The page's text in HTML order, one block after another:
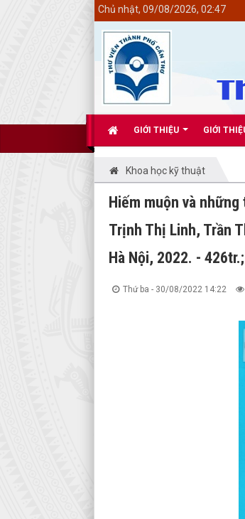
GIỚI THIỆU GIỚI
Chủ nhật, 09/08/2026, 02:47
Khoa học kỹ thuật
Hiếm muộn và
Trịnh Thị Linh, Trần
Hà Nội, 2022. -
Thứ ba - 30/08/2022 14:22